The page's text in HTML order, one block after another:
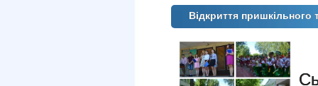
Відкриття пришкільного